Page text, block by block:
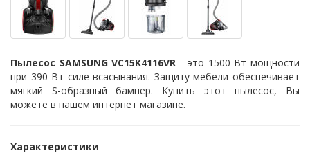
Пылесос SAMSUNG VC15K4116VR - это 1500 Вт мощности
при 390 Вт силе всасывания. Защиту мебели обеспечивает
мягкий S-образный бампер. Купить этот пылесос, Вы
можете в нашем интернет магазине.
Характеристики